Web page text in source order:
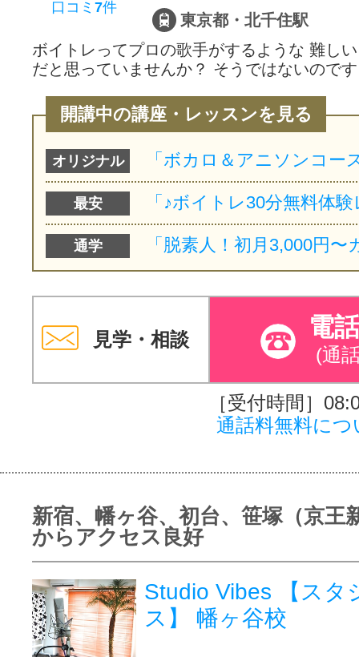
口コミ 7件
東京都・北千住駅
ボイトレってプロの歌手がするような 難し
だと思っていませんか？ そうではないので
開講中の講座・レッスンを見る
オリジナル
最安
通学
見学・相談 電
(通
［受付時間］
通話料無料につ
新宿、幡ヶ谷、初台、笹塚（京王
からアクセス良好
Studio Vibes 【スタ
ス】 幡ヶ谷校